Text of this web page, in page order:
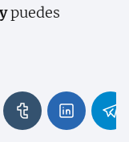
puedes